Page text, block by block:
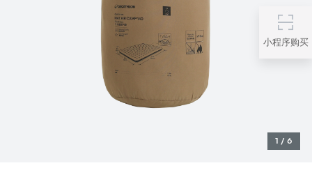
小程序购买
1 / 6